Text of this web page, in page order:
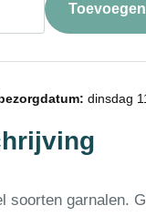
dinsdag
soorten garnalen.